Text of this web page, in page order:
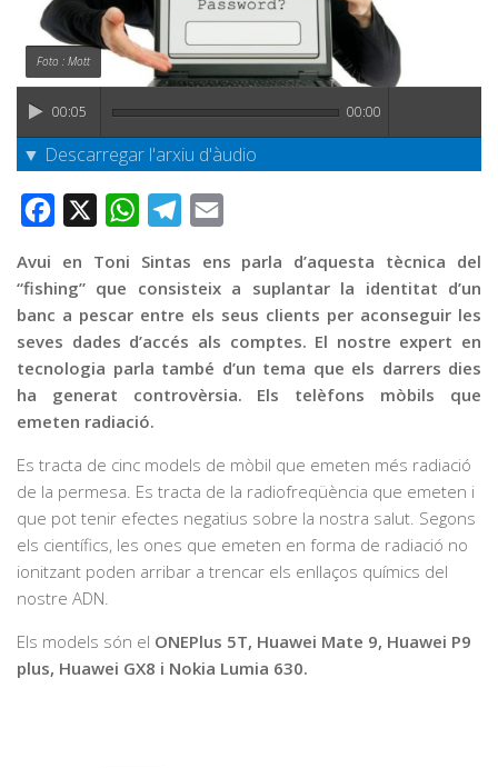
Publicitat
Contacte
Foto : Mott
00:05 00:00
▼ Descarregar l'arxiu d'àudio
Facebook WhatsAppTelegram
Avui en Toni Sintas ens parla d’aquesta tècnica del
“fishing” que consisteix a suplantar la identitat d’un
banc a pescar entre els seus clients per aconseguir les
seves dades d’accés als comptes. El nostre expert en
tecnologia parla també d’un tema que els darrers dies
ha generat controvèrsia. Els telèfons mòbils que
emeten radiació.
Es tracta de cinc models de mòbil que emeten més radiació
de la permesa. Es tracta de la radiofreqüència que emeten i
que pot tenir efectes negatius sobre la nostra salut. Segons
els científics, les ones que emeten en forma de radiació no
ionitzant poden arribar a trencar els enllaços químics del
nostre ADN.
Els models són el ONEPlus 5T, Huawei Mate 9, Huawei P9
plus, Huawei GX8 i Nokia Lumia 630.